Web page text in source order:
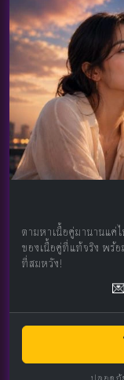
ตามหาเนื้อคู่มานานแค่
ของเนื้อคู่ที่แท้จริง พร้อ
ที่สมหวัง!